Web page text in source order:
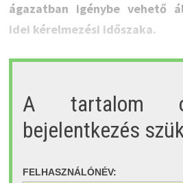
ágazatban igénybe vehető
idei kérelmezési időszaka.
A tartalom
bejelentkezés
FELHASZNÁLÓNÉV: